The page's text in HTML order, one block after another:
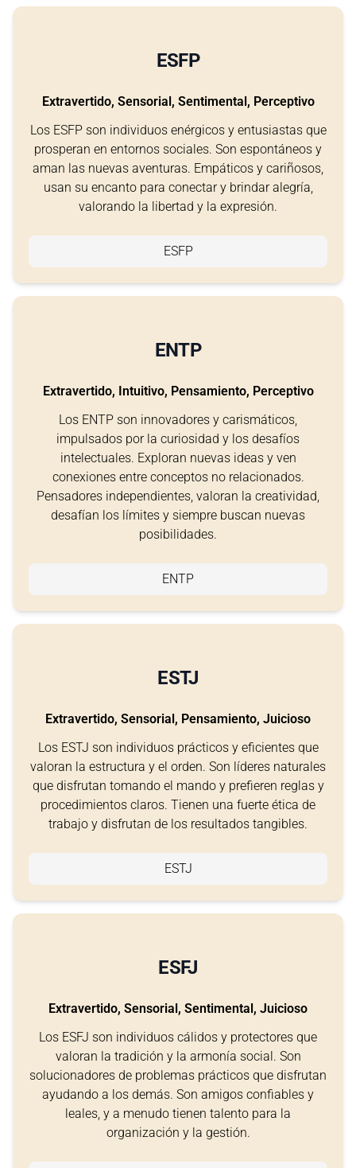
ESFP
Extravertido, Sensorial, Sentimental, Perceptivo
Los ESFP son individuos enérgicos y entusiastas que
prosperan en entornos sociales. Son espontáneos y
aman las nuevas aventuras. Empáticos y cariñosos,
usan su encanto para conectar y brindar alegría,
valorando la libertad y la expresión.
ESFP
ENTP
Extravertido, Intuitivo, Pensamiento, Perceptivo
Los ENTP son innovadores y carismáticos,
impulsados por la curiosidad y los desafíos
intelectuales. Exploran nuevas ideas y ven
conexiones entre conceptos no relacionados.
Pensadores independientes, valoran la creatividad,
desafían los límites y siempre buscan nuevas
posibilidades.
ENTP
ESTJ
Extravertido, Sensorial, Pensamiento, Juicioso
Los ESTJ son individuos prácticos y eficientes que
valoran la estructura y el orden. Son líderes naturales
que disfrutan tomando el mando y prefieren reglas y
procedimientos claros. Tienen una fuerte ética de
trabajo y disfrutan de los resultados tangibles.
ESTJ
ESFJ
Extravertido, Sensorial, Sentimental, Juicioso
Los ESFJ son individuos cálidos y protectores que
valoran la tradición y la armonía social. Son
solucionadores de problemas prácticos que disfrutan
ayudando a los demás. Son amigos confiables y
leales, y a menudo tienen talento para la
organización y la gestión.